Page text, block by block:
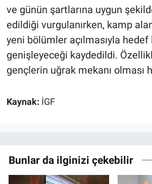
ve günün şartlarına uygun
edildiği vurgulanırken, kamp
yeni bölümler açılmasıyla
genişleyeceği kaydedildi.
gençlerin uğrak mekanı olması
Kaynak: İGF
Bunlar da ilginizi çekebilir